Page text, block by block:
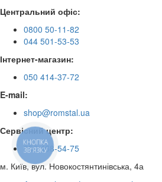
Центральний офіс:
0800 50-11-82
044 501-53-53
Інтернет-магазин:
050 414-37-72
E-mail:
shop@romstal.ua
Сервісний центр:
050 468-54-75
м. Київ, вул. Новокостянтинівська, 4а
КНОПКА
ЗВ'ЯЗКУ